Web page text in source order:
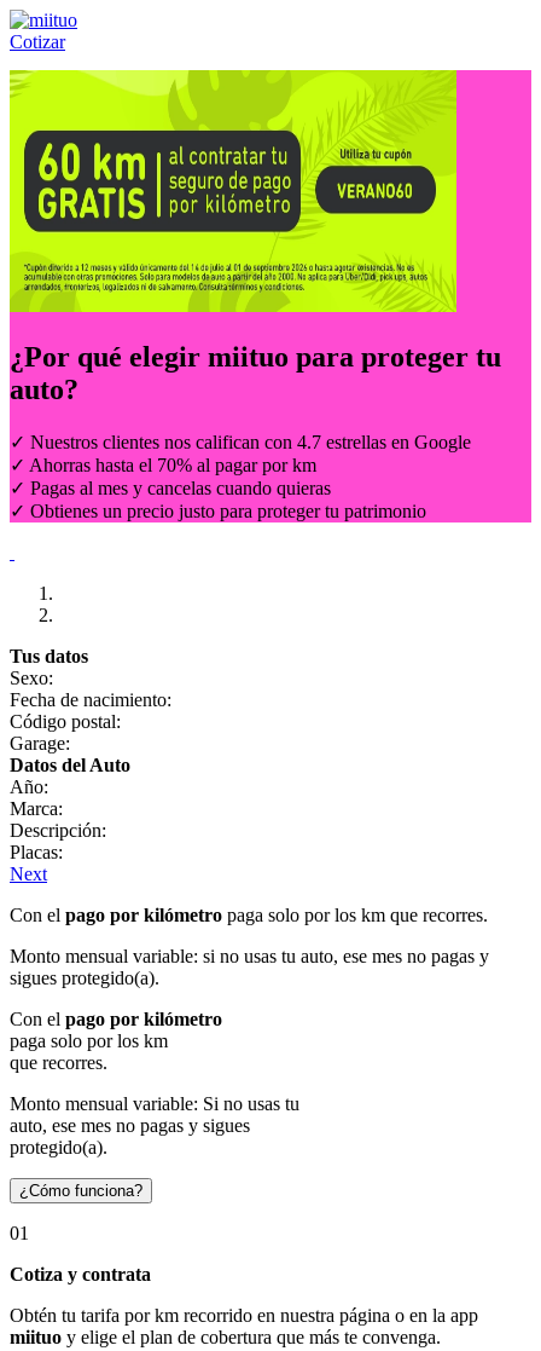
Cotizar
Llámanos al:(55) 84-21-05-00 ó
¿Por qué elegir miituo para proteger tu
auto?
✓ Nuestros clientes nos califican con 4.7 estrellas en Google
✓ Ahorras hasta el 70% al pagar por km
✓ Pagas al mes y cancelas cuando quieras
✓ Obtienes un precio justo para proteger tu patrimonio
Tus datos
Sexo:
Fecha de nacimiento:
Código postal:
Garage:
Datos del Auto
Año:
Marca:
Descripción:
Placas:
Next
Con el pago por kilómetro paga solo por los km que recorres.
Monto mensual variable: si no usas tu auto, ese mes no pagas y
sigues protegido(a).
Con el pago por kilómetro
paga solo por los km
que recorres.
Monto mensual variable: Si no usas tu
auto, ese mes no pagas y sigues
protegido(a).
¿Cómo funciona?
01
Cotiza y contrata
Obtén tu tarifa por km recorrido en nuestra página o en la app
miituo y elige el plan de cobertura que más te convenga.